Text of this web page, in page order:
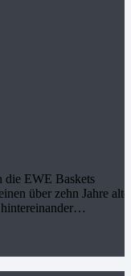
die EWE Baskets
über zehn Jahre